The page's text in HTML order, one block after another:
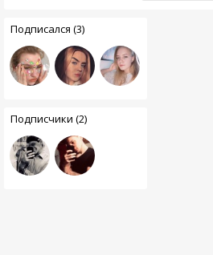
Подписался (3)
Подписчики (2)